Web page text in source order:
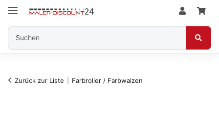
Zurück zur Liste Farbroller / Farbwalzen